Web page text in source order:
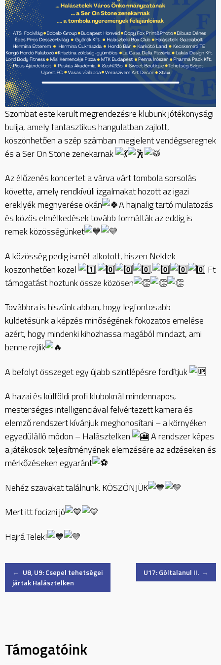
Szombat este került megrendezésre klubunk jótékonysági
bulija, amely fantasztikus hangulatban zajlott,
köszönhetően a szép számban megjelent vendégseregnek
és a Ser On Stone zenekarnak
Az élőzenés koncertet a várva várt tombola sorsolás
követte, amely rendkívüli izgalmakat hozott az igazi
ereklyék megnyerése okán
A hajnalig tartó mulatozás
és közös elmélkedések tovább formálták az eddig is
remek közösségünket
Aközösség pedig ismét alkotott, hiszen Nektek
köszönhetően közel
. .
Ft
támogatást hoztunk össze közösen
Továbbra is hiszünk abban, hogy legfontosabb
küldetésünk a képzés minőségének fokozatos emelése
azért, hogy mindenki kihozhassa magából mindazt, ami
benne rejlik
A befolyt összeget egy újabb szintlépésre fordítjuk
A hazai és külföldi profi kluboknál mindennapos,
mesterséges intelligenciával felvértezett kamera és
elemző rendszert kívánjuk meghonosítani – a környéken
egyedülálló módon – Halásztelken
A rendszer képes
a játékosok teljesítményének elemzésére az edzéseken és
mérkőzéseken egyaránt
Nehéz szavakat találnunk. KÖSZÖNJÜK
Mert itt focizni jó
Hajrá Telek!
Post
← U8, U9: Csepel tehetségei
jártak Halásztelken
U17: Góltalanul II. →
Támogatóink